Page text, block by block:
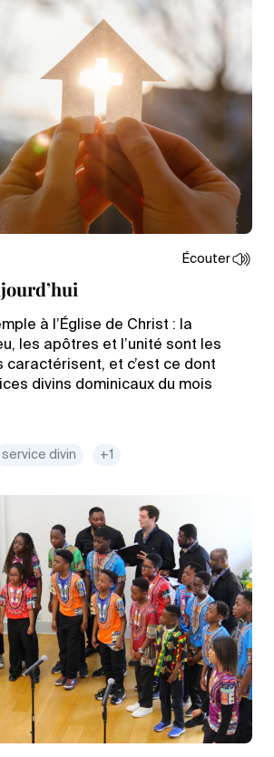
Écouter
à l’Église de Christ : la
les apôtres et l’unité sont les
caractérisent, et c’est ce dont
divins dominicaux du mois
service divin +1